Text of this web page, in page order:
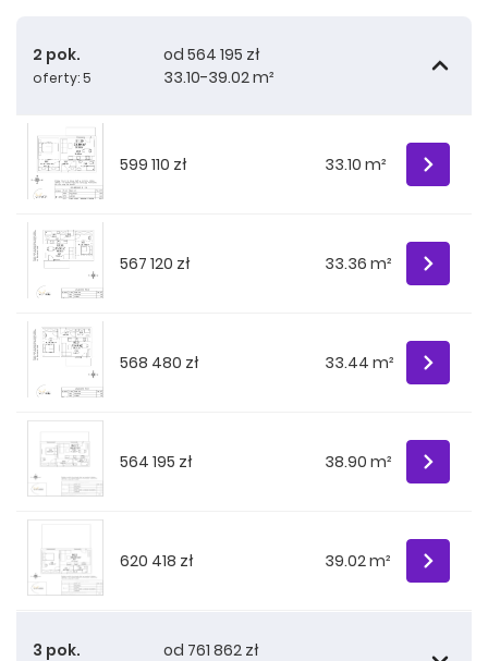
2 pok.
oferty: 5
od 564 195 zł
33.10-39.02 m²
599 110 zł 33.10 m²
567 120 zł 33.36 m²
568 480 zł 33.44 m²
564 195 zł 38.90 m²
620 418 zł 39.02 m²
3 pok. od 761 862 zł